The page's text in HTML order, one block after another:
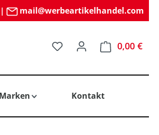
mail@werbeartikelhandel.com
Du hast 0 Produkte auf
0,00 €
Marken Kontakt